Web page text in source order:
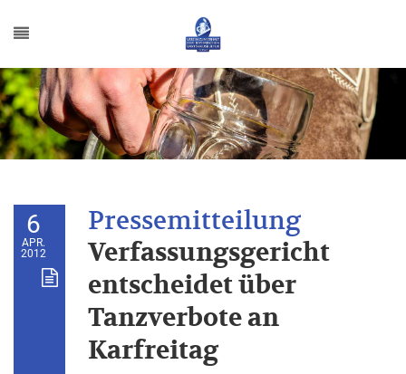
6
APR.
2012
Verfassungsgericht
entscheidet über
Tanzverbote an
Karfreitag